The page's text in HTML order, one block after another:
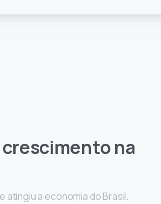
na
a economia do Brasil.